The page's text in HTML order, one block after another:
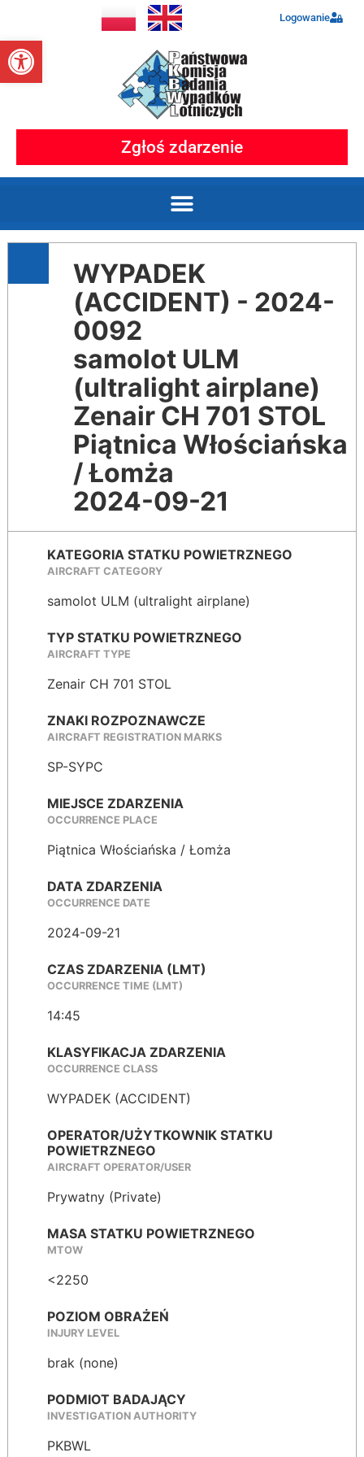
Otwórz pasek narzędzi
Logowanie
Zgłoś zdarzenie
WYPADEK
(ACCIDENT) - 2024-
0092
samolot ULM
(ultralight airplane)
Zenair CH 701 STOL
Piątnica Włościańska
/ Łomża
2024-09-21
KATEGORIA STATKU POWIETRZNEGO
AIRCRAFT CATEGORY
samolot ULM (ultralight airplane)
TYP STATKU POWIETRZNEGO
AIRCRAFT TYPE
Zenair CH 701 STOL
ZNAKI ROZPOZNAWCZE
AIRCRAFT REGISTRATION MARKS
SP-SYPC
MIEJSCE ZDARZENIA
OCCURRENCE PLACE
Piątnica Włościańska / Łomża
DATA ZDARZENIA
OCCURRENCE DATE
2024-09-21
CZAS ZDARZENIA (LMT)
OCCURRENCE TIME (LMT)
14:45
KLASYFIKACJA ZDARZENIA
OCCURRENCE CLASS
WYPADEK (ACCIDENT)
OPERATOR/UŻYTKOWNIK STATKU
POWIETRZNEGO
AIRCRAFT OPERATOR/USER
Prywatny (Private)
MASA STATKU POWIETRZNEGO
MTOW
<2250
POZIOM OBRAŻEŃ
INJURY LEVEL
brak (none)
PODMIOT BADAJĄCY
INVESTIGATION AUTHORITY
PKBWL